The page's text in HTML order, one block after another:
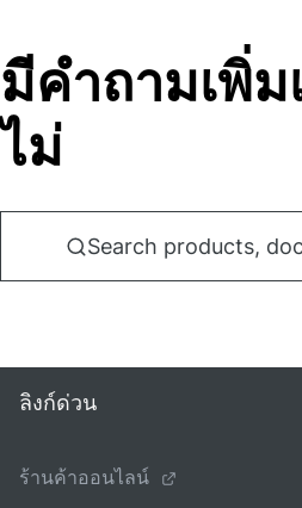
มีคําถามเพิ่ม
ไม่
Search products,
ลิงก์ด่วน
ร้านค้าออนไลน์